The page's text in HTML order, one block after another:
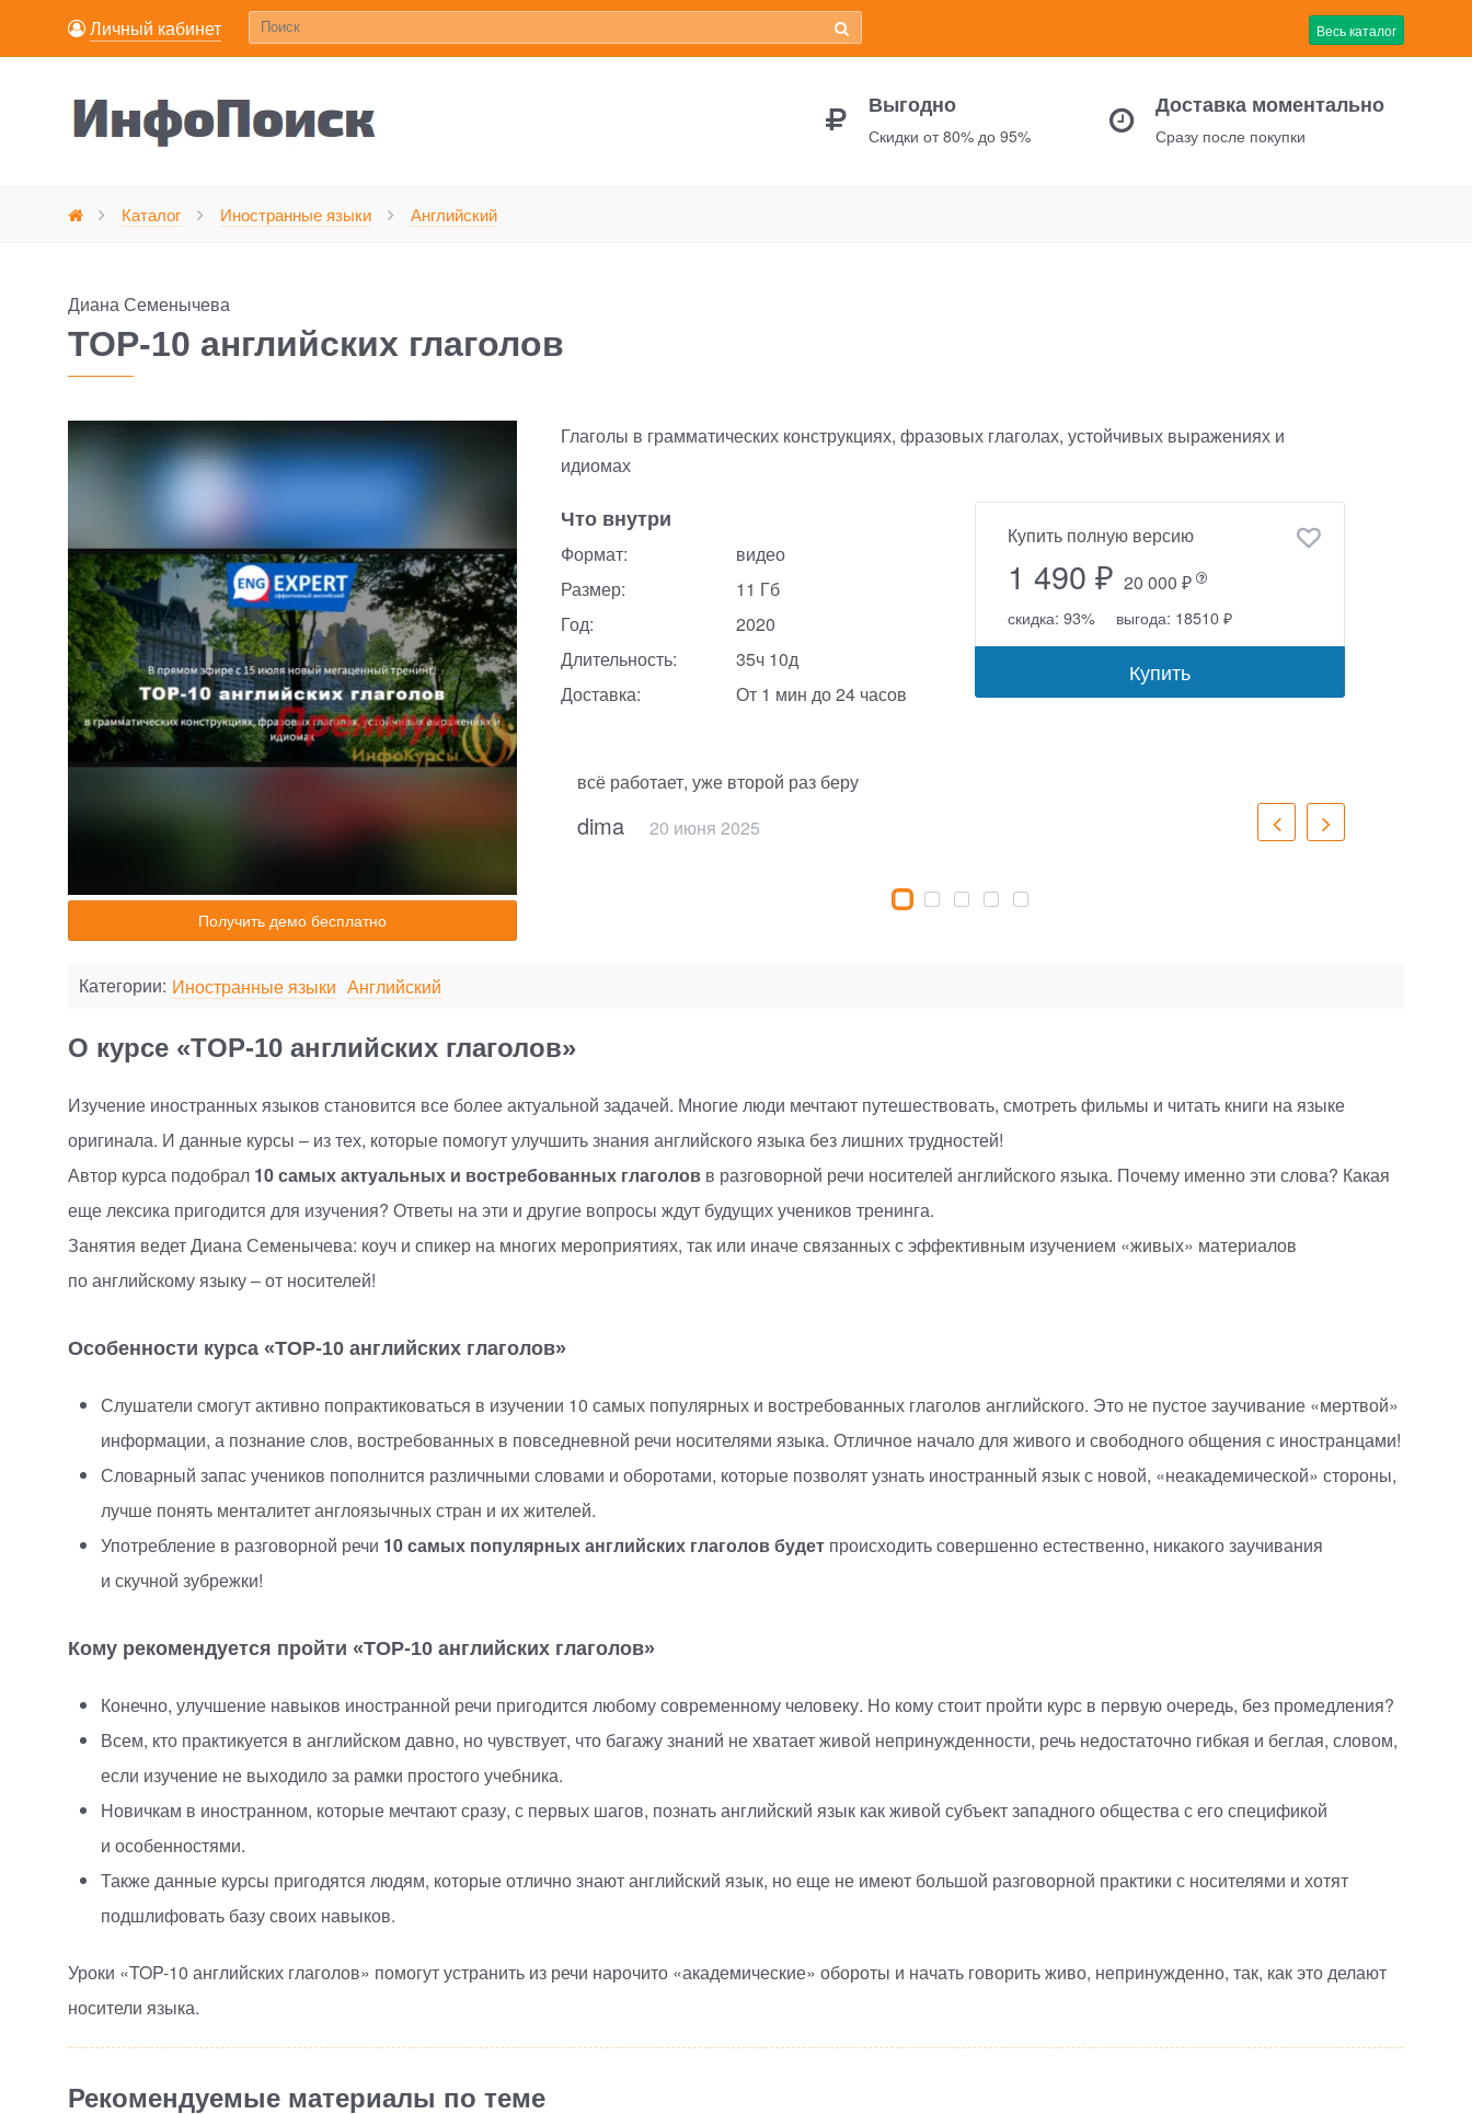
Личный кабинет Весь каталог
Выгодно
Скидки от 80% до 95%
Доставка моментально
Сразу после покупки
Каталог Иностранные языки Английский
Диана Семенычева
TOP-10 английских глаголов
Получить демо бесплатно
Глаголы в грамматических конструкциях, фразовых глаголах, устойчивых выражениях и
идиомах
Купить полную версию
1 490 ₽ 20 000 ₽
скидка: 93% выгода: 18510 ₽
Купить
Что внутри
Формат:
видео
Размер:
11 Гб
Год:
2020
Длительность:
35ч 10д
Доставка:
От 1 мин до 24 часов
всё работает, уже второй раз беру
dima 20 июня 2025
10 ноября 2025
8 декабря 2025
28 февраля 2025
Категории: Иностранные языки Английский
О курсе «TOP-10 английских глаголов»
Изучение иностранных языков становится все более актуальной задачей. Многие люди мечтают путешествовать, смотреть фильмы и читать книги на языке
оригинала. И данные курсы – из тех, которые помогут улучшить знания английского языка без лишних трудностей!
Автор курса подобрал 10 самых актуальных и востребованных глаголов в разговорной речи носителей английского языка. Почему именно эти слова? Какая
еще лексика пригодится для изучения? Ответы на эти и другие вопросы ждут будущих учеников тренинга.
Занятия ведет Диана Семенычева: коуч и спикер на многих мероприятиях, так или иначе связанных с эффективным изучением «живых» материалов
по английскому языку – от носителей!
Особенности курса «TOP-10 английских глаголов»
Слушатели смогут активно попрактиковаться в изучении 10 самых популярных и востребованных глаголов английского. Это не пустое заучивание «мертвой»
информации, а познание слов, востребованных в повседневной речи носителями языка. Отличное начало для живого и свободного общения с иностранцами!
Словарный запас учеников пополнится различными словами и оборотами, которые позволят узнать иностранный язык с новой, «неакадемической» стороны,
лучше понять менталитет англоязычных стран и их жителей.
Употребление в разговорной речи 10 самых популярных английских глаголов будет происходить совершенно естественно, никакого заучивания
и скучной зубрежки!
Кому рекомендуется пройти «TOP-10 английских глаголов»
Конечно, улучшение навыков иностранной речи пригодится любому современному человеку. Но кому стоит пройти курс в первую очередь, без промедления?
Всем, кто практикуется в английском давно, но чувствует, что багажу знаний не хватает живой непринужденности, речь недостаточно гибкая и беглая, словом,
если изучение не выходило за рамки простого учебника.
Новичкам в иностранном, которые мечтают сразу, с первых шагов, познать английский язык как живой субъект западного общества с его спецификой
и особенностями.
Также данные курсы пригодятся людям, которые отлично знают английский язык, но еще не имеют большой разговорной практики с носителями и хотят
подшлифовать базу своих навыков.
Уроки «TOP-10 английских глаголов» помогут устранить из речи нарочито «академические» обороты и начать говорить живо, непринужденно, так, как это делают
носители языка.
Рекомендуемые материалы по теме